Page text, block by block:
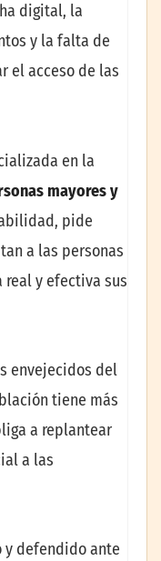
digital, la
y la falta de
el acceso de las
en la
mayores y
pide
a las personas
real y efectiva sus
envejecidos del
tiene más
a replantear
a las
y defendido ante